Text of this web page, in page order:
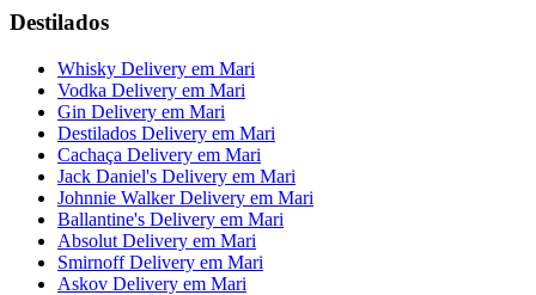
Destilados
Whisky Delivery em Mari
Vodka Delivery em Mari
Gin Delivery em Mari
Destilados Delivery em Mari
Cachaça Delivery em Mari
Jack Daniel's Delivery em Mari
Johnnie Walker Delivery em Mari
Ballantine's Delivery em Mari
Absolut Delivery em Mari
Smirnoff Delivery em Mari
Askov Delivery em Mari